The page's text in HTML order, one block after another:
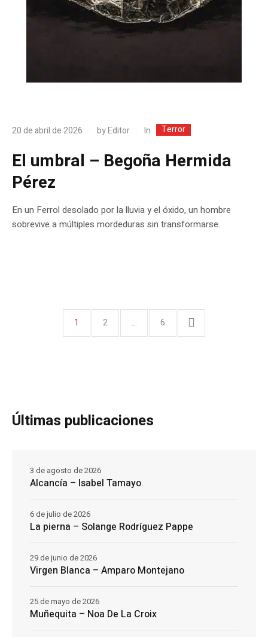
20 de abril de 2026 byEditor In Terror
El umbral – Begoña Hermida
Pérez
En un Ferrol desolado por la lluvia y el óxido, un hombre
sobrevive a múltiples mordeduras sin transformarse.
1 2 … 6
Últimas publicaciones
Alcancía – Isabel Tamayo
3 de agosto de 2026
La pierna – Solange Rodríguez Pappe
6 de julio de 2026
Virgen Blanca – Amparo Montejano
29 de junio de 2026
Muñequita – Noa De La Croix
25 de mayo de 2026